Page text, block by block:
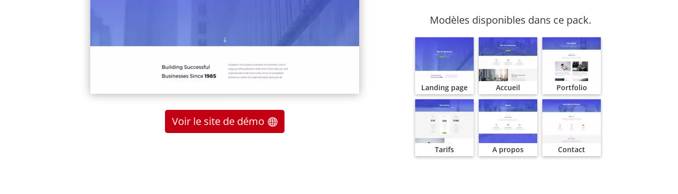
Voir le site de démo
Modèles disponibles dans ce pack.
Landing page Accueil Portfolio
Tarifs A propos Contact